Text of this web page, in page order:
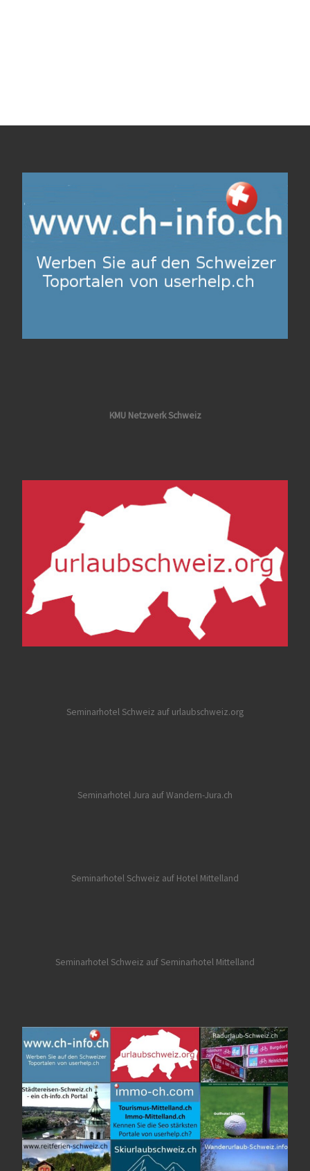
KMU Netzwerk Schweiz
Seminarhotel Schweiz auf urlaubschweiz.org
Seminarhotel Jura auf Wandern-Jura.ch
Seminarhotel Schweiz auf Hotel Mittelland
Seminarhotel Schweiz auf Seminarhotel Mittelland